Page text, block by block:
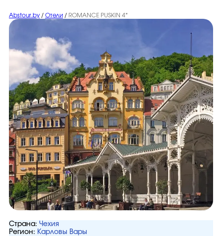
Abstour.by / Отели / ROMANCE PUSKIN 4*
Страна: Чехия
Регион: Карловы Вары